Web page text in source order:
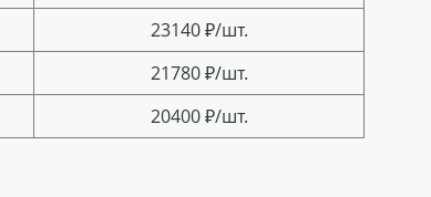
23140 ₽/шт.
21780 ₽/шт.
20400 ₽/шт.